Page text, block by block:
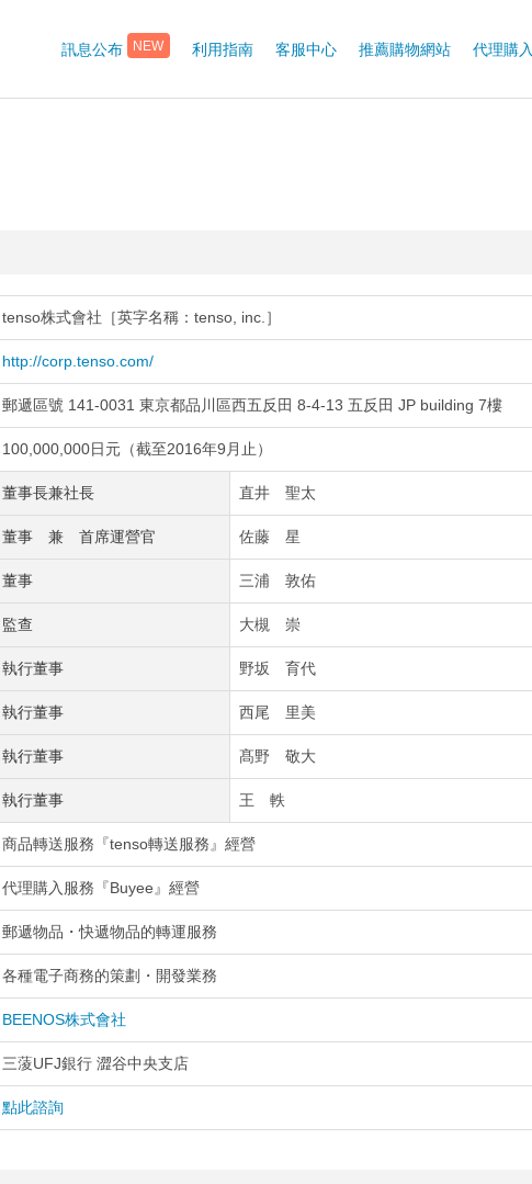
訊息公布 NEW 利用指南 客服中心 推薦購物網站 代理購入
tenso株式會社［英字名稱：tenso, inc.］
http://corp.tenso.com/
郵遞區號 141-0031 東京都品川區西五反田 8-4-13 五反田 JP building 7樓
100,000,000日元（截至2016年9月止）
董事長兼社長 直井 聖太
董事 兼 首席運營官 佐藤 星
董事 三浦 敦佑
監查 大槻 崇
執行董事 野坂 育代
執行董事 西尾 里美
執行董事 髙野 敬大
執行董事 王 軼
商品轉送服務『tenso轉送服務』經營
代理購入服務『Buyee』經營
郵遞物品・快遞物品的轉運服務
各種電子商務的策劃・開發業務
BEENOS株式會社
三蔆UFJ銀行 澀谷中央支店
點此諮詢